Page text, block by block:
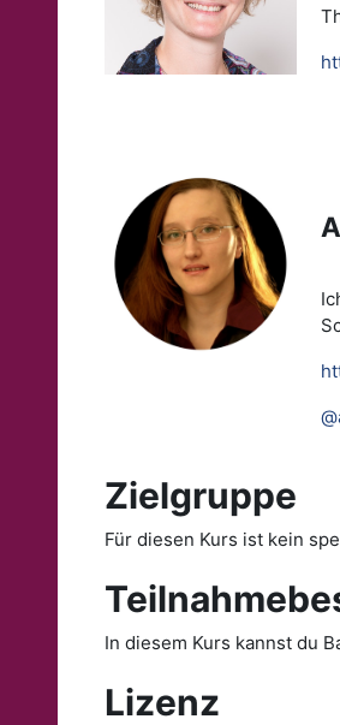
Zielgruppe
Für diesen Kurs ist kein
In diesem Kurs kannst du
Lizenz